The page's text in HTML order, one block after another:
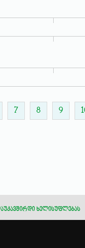
7 8 9
ხელისუფლებას